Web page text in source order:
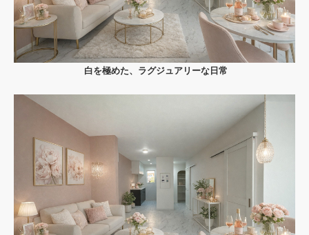
白を極めた、ラグジュアリーな日常